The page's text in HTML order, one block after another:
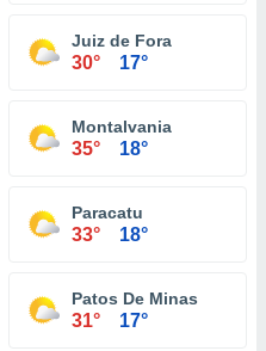
Juiz de Fora
30° 17°
Montalvania
35° 18°
Paracatu
33° 18°
Patos De Minas
31° 17°